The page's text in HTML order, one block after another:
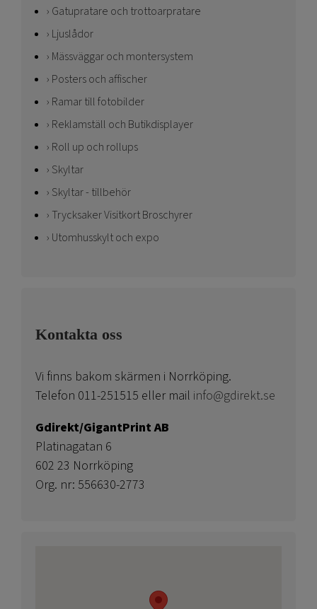
Gatupratare och trottoarpratare
Ljuslådor
Mässväggar och montersystem
Posters och affischer
Ramar till fotobilder
Reklamställ och Butikdisplayer
Roll up och rollups
Skyltar
Skyltar - tillbehör
Trycksaker Visitkort Broschyrer
Utomhusskylt och expo
Kontakta oss
Vi finns bakom skärmen i Norrköping.
Telefon 011-251515 eller mail info@gdirekt.se
Gdirekt/GigantPrint AB
Platinagatan 6
602 23 Norrköping
Org. nr: 556630-2773